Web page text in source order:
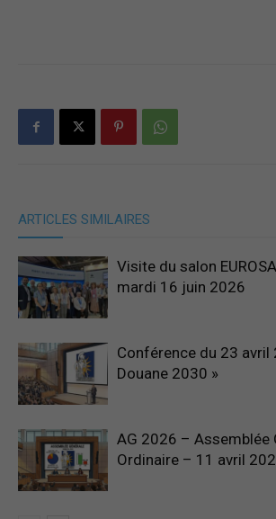
ARTICLES SIMILAIRES
Visite du salon
mardi 16 juin 2026
Conférence du 23 avril
Douane 2030 »
AG 2026 – Assemblée
Ordinaire – 11 avril